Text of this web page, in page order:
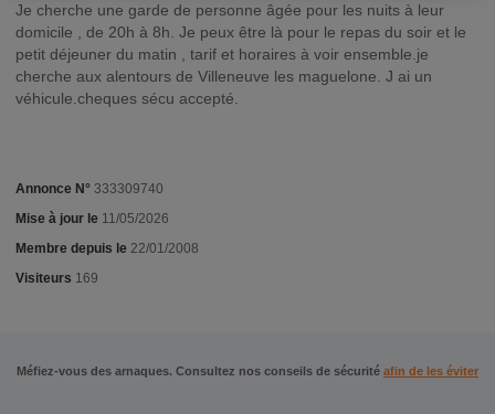
Je cherche une garde de personne âgée pour les nuits à leur
domicile , de 20h à 8h. Je peux être là pour le repas du soir et le
petit déjeuner du matin , tarif et horaires à voir ensemble.je
cherche aux alentours de Villeneuve les maguelone. J ai un
véhicule.cheques sécu accepté.
Annonce N° 333309740
Mise à jour le 11/05/2026
Membre depuis le 22/01/2008
Visiteurs 169
Méfiez-vous des arnaques. Consultez nos conseils de sécurité afin de les éviter